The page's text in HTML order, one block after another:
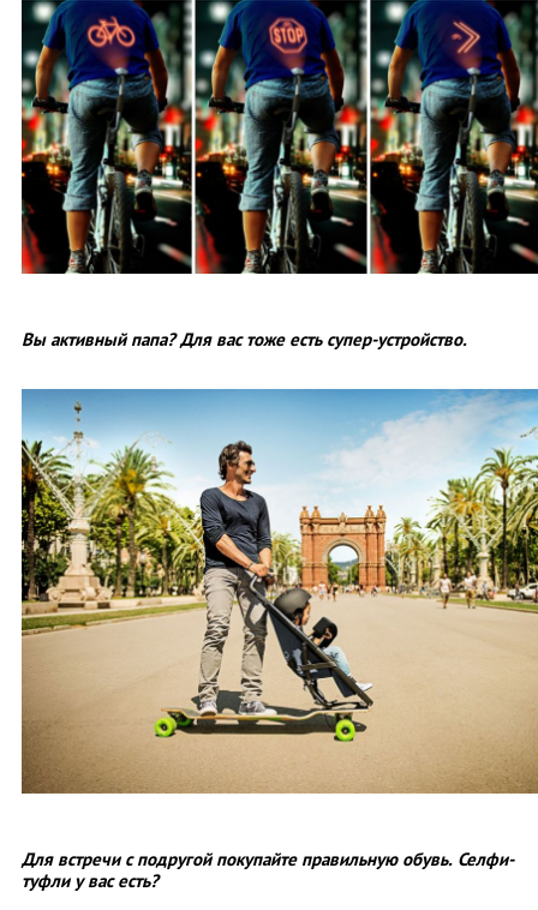
Вы активный папа? Для вас тоже есть супер-устройство.
Для встречи с подругой покупайте правильную обувь. Селфи-
туфли у вас есть?